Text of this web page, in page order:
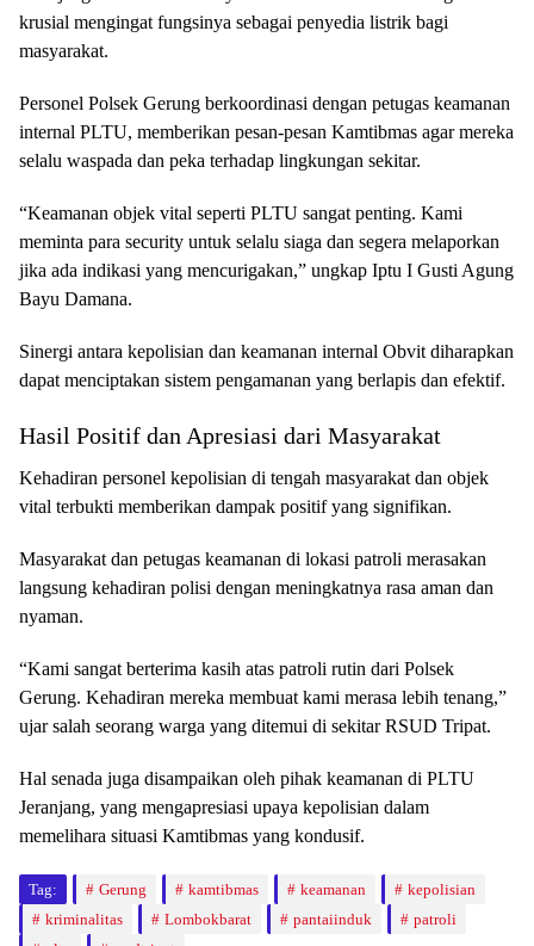
krusial mengingat fungsinya sebagai penyedia listrik bagi
masyarakat.
Personel Polsek Gerung berkoordinasi dengan petugas keamanan
internal PLTU, memberikan pesan-pesan Kamtibmas agar mereka
selalu waspada dan peka terhadap lingkungan sekitar.
“Keamanan objek vital seperti PLTU sangat penting. Kami
meminta para security untuk selalu siaga dan segera melaporkan
jika ada indikasi yang mencurigakan,” ungkap Iptu I Gusti Agung
Bayu Damana.
Sinergi antara kepolisian dan keamanan internal Obvit diharapkan
dapat menciptakan sistem pengamanan yang berlapis dan efektif.
Hasil Positif dan Apresiasi dari Masyarakat
Kehadiran personel kepolisian di tengah masyarakat dan objek
vital terbukti memberikan dampak positif yang signifikan.
Masyarakat dan petugas keamanan di lokasi patroli merasakan
langsung kehadiran polisi dengan meningkatnya rasa aman dan
nyaman.
“Kami sangat berterima kasih atas patroli rutin dari Polsek
Gerung. Kehadiran mereka membuat kami merasa lebih tenang,”
ujar salah seorang warga yang ditemui di sekitar RSUD Tripat.
Hal senada juga disampaikan oleh pihak keamanan di PLTU
Jeranjang, yang mengapresiasi upaya kepolisian dalam
memelihara situasi Kamtibmas yang kondusif.
Tag: Gerung kamtibmas keamanan
kepolisian
kriminalitas
Lombokbarat pantaiinduk
patroli